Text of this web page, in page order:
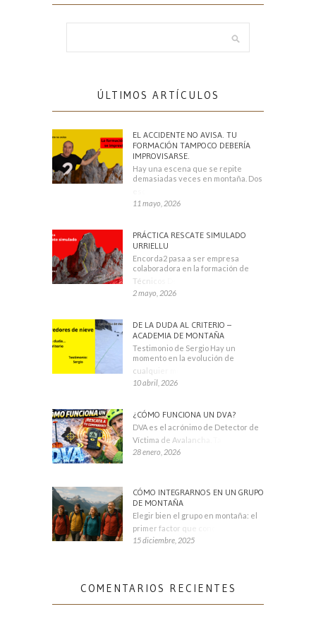
ÚLTIMOS ARTÍCULOS
EL ACCIDENTE NO AVISA. TU
FORMACIÓN TAMPOCO DEBERÍA
IMPROVISARSE.
Hay una escena que se repite
demasiadas veces en montaña. Dos
11 mayo, 2026
PRÁCTICA RESCATE SIMULADO
URRIELLU
Encorda2 pasa a ser empresa
colaboradora en la formación de
Técnicos Deportivos
2 mayo, 2026
DE LA DUDA AL CRITERIO –
ACADEMIA DE MONTAÑA
Testimonio de Sergio Hay un
momento en la evolución de
cualquier montañero
10 abril, 2026
¿CÓMO FUNCIONA UN DVA?
DVA es el acrónimo de Detector de
Víctima de Avalancha. También se
28 enero, 2026
CÓMO INTEGRARNOS EN UN GRUPO
DE MONTAÑA
Elegir bien el grupo en montaña: el
primer factor que condiciona tu
15 diciembre, 2025
COMENTARIOS RECIENTES